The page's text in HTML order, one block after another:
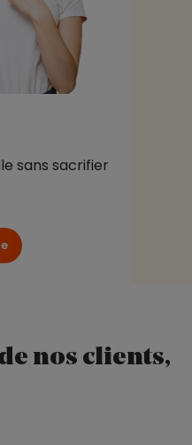
sans sacrifier
nos clients,